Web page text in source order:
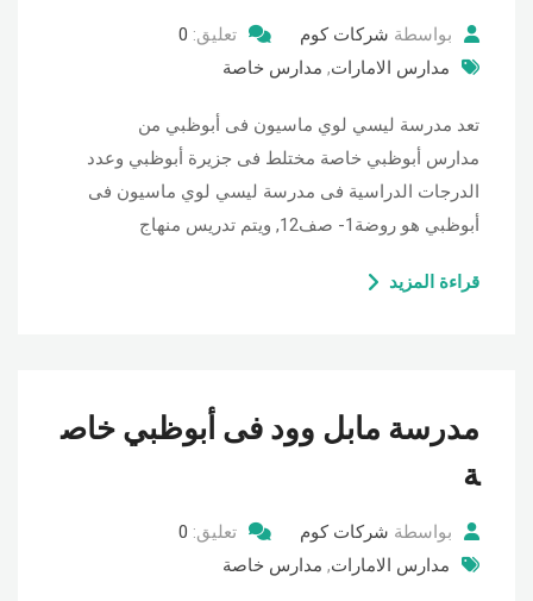
بواسطة شركات كوم تعليق: 0
مدارس الامارات, مدارس خاصة
تعد مدرسة ليسي لوي ماسيون فى أبوظبي من
مدارس أبوظبي خاصة مختلط فى جزيرة أبوظبي وعدد
الدرجات الدراسية فى مدرسة ليسي لوي ماسيون فى
أبوظبي هو روضة1- صف12, ويتم تدريس منهاج
قراءة المزيد
مدرسة مابل وود فى أبوظبي خاص
ة
بواسطة شركات كوم تعليق: 0
مدارس الامارات, مدارس خاصة